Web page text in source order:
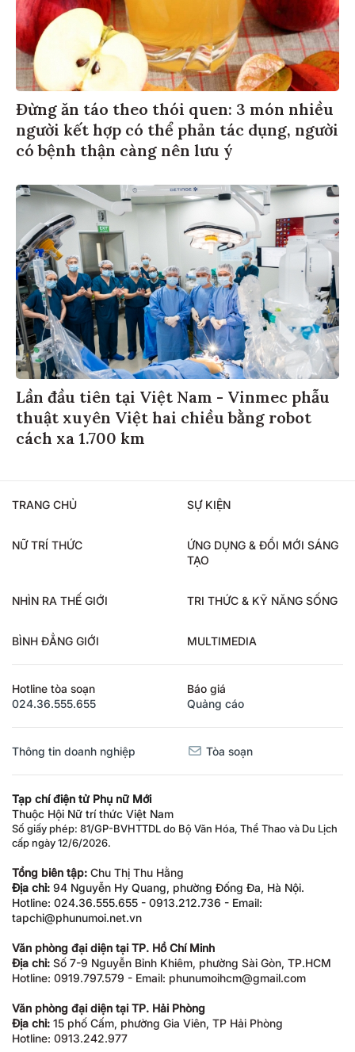
Đừng ăn táo theo thói quen: 3 món nhiều
người kết hợp có thể phản tác dụng, người
có bệnh thận càng nên lưu ý
Lần đầu tiên tại Việt Nam - Vinmec phẫu
thuật xuyên Việt hai chiều bằng robot
cách xa 1.700 km
TRANG CHỦ SỰ KIỆN
NỮ TRÍ THỨC
ỨNG DỤNG & ĐỔI MỚI SÁNG
TẠO
NHÌN RA THẾ GIỚI TRI THỨC & KỸ NĂNG SỐNG
BÌNH ĐẲNG GIỚI MULTIMEDIA
Hotline tòa soạn
024.36.555.655
Báo giá
Quảng cáo
Thông tin doanh nghiệp Tòa soạn
Tạp chí điện tử Phụ nữ Mới
Thuộc Hội Nữ trí thức Việt Nam
Số giấy phép: 81/GP-BVHTTDL do Bộ Văn Hóa, Thể Thao và Du Lịch
cấp ngày 12/6/2026.
Tổng biên tập: Chu Thị Thu Hằng
Địa chỉ: 94 Nguyễn Hy Quang, phường Đống Đa, Hà Nội.
Hotline: 024.36.555.655 - 0913.212.736 - Email:
tapchi@phunumoi.net.vn
Văn phòng đại diện tại TP. Hồ Chí Minh
Địa chỉ: Số 7-9 Nguyễn Bỉnh Khiêm, phường Sài Gòn, TP.HCM
Hotline: 0919.797.579 - Email: phunumoihcm@gmail.com
Văn phòng đại diện tại TP. Hải Phòng
Địa chỉ: 15 phố Cấm, phường Gia Viên, TP Hải Phòng
Hotline: 0913.242.977